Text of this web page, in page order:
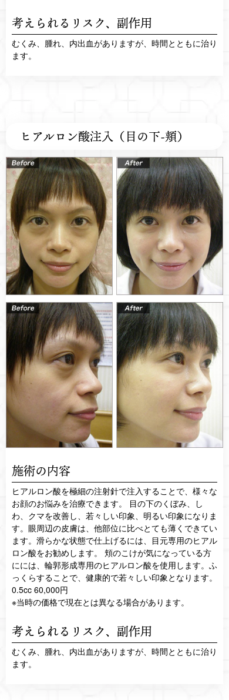
考えられるリスク、 副作用
むくみ、腫れ、内出血がありますが、時間とともに治り
ます。
ヒアルロン酸注入（目の下-頬）
施術の内容
ヒアルロン酸を極細の注射針で注入することで、様々な
お顔のお悩みを治療できます。 目の下のくぼみ、し
わ、クマを改善し、若々しい印象、明るい印象になりま
す。眼周辺の皮膚は、他部位に比べとても薄くできてい
ます。滑らかな状態で仕上げるには、目元専用のヒアル
ロン酸をお勧めします。 頬のこけが気になっている方
にには、輪郭形成専用のヒアルロン酸を使用します。ふ
っくらすることで、健康的で若々しい印象となります。
0.5cc 60,000円
※当時の価格で現在とは異なる場合があります。
考えられるリスク、 副作用
むくみ、腫れ、内出血がありますが、時間とともに治り
ます。